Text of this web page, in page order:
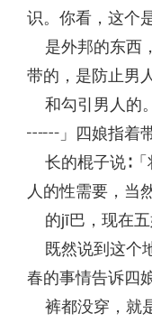
识。你看，这个
是外邦的东西
带的，是防止男
和勾引男人的
┅┅」四娘指着
长的棍子说∶「
人的性需要，当
的jī巴，现在五
既然说到这个
春的事情告诉四
裤都没穿，就